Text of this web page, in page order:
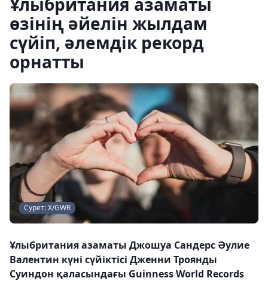
өзінің әйелін жылдам
сүйіп, әлемдік рекорд
орнатты
Сурет: Х/GWR
Ұлыбритания азаматы Джошуа Сандерс Әулие
Валентин күні сүйіктісі Дженни Троянды
Суиндон қаласындағы Guinness World Records